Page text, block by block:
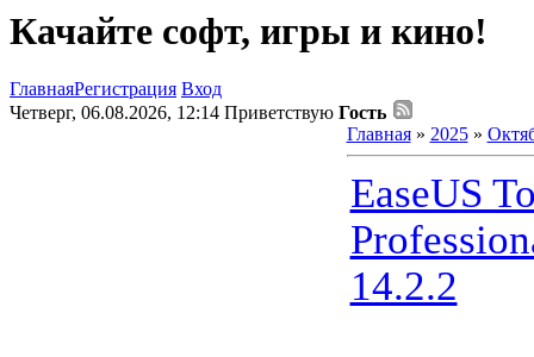
Качайте софт, игры и кино!
ГлавнаяРегистрация Вход
Четверг, 06.08.2026, 12:14 Приветствую Гость
Главная» 2025 »
EaseUS
14.2.2